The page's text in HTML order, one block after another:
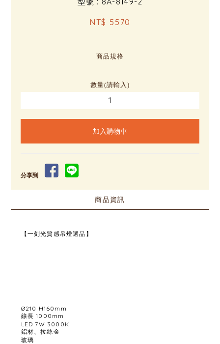
NT$ 5570
商品規格
數量(請輸入)
分享到
商品資訊
【一刻光質感吊燈選品】
Ø210 H160mm
線長 1000mm
LED 7W 3000K
鋁材、拉絲金
玻璃